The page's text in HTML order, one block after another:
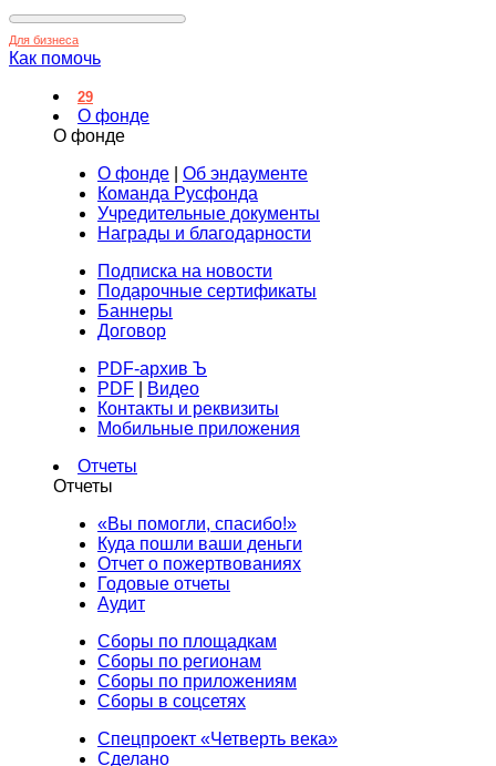
Для бизнеса
Как помочь
29
О фонде
О фонде
О фонде
Об эндаументе
Команда Русфонда
Учредительные документы
Награды и благодарности
Подписка на новости
Подарочные сертификаты
Баннеры
Договор
PDF-архив Ъ
PDF
Видео
Контакты и реквизиты
Мобильные приложения
Отчеты
Отчеты
«Вы помогли, спасибо!»
Куда пошли ваши деньги
Отчет о пожертвованиях
Годовые отчеты
Аудит
Сборы по площадкам
Сборы по регионам
Сборы по приложениям
Сборы в соцсетях
Спецпроект «Четверть века»
Сделано